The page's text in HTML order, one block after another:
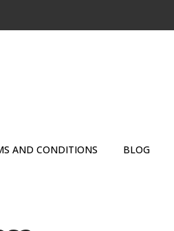
AND CONDITIONS BLOG